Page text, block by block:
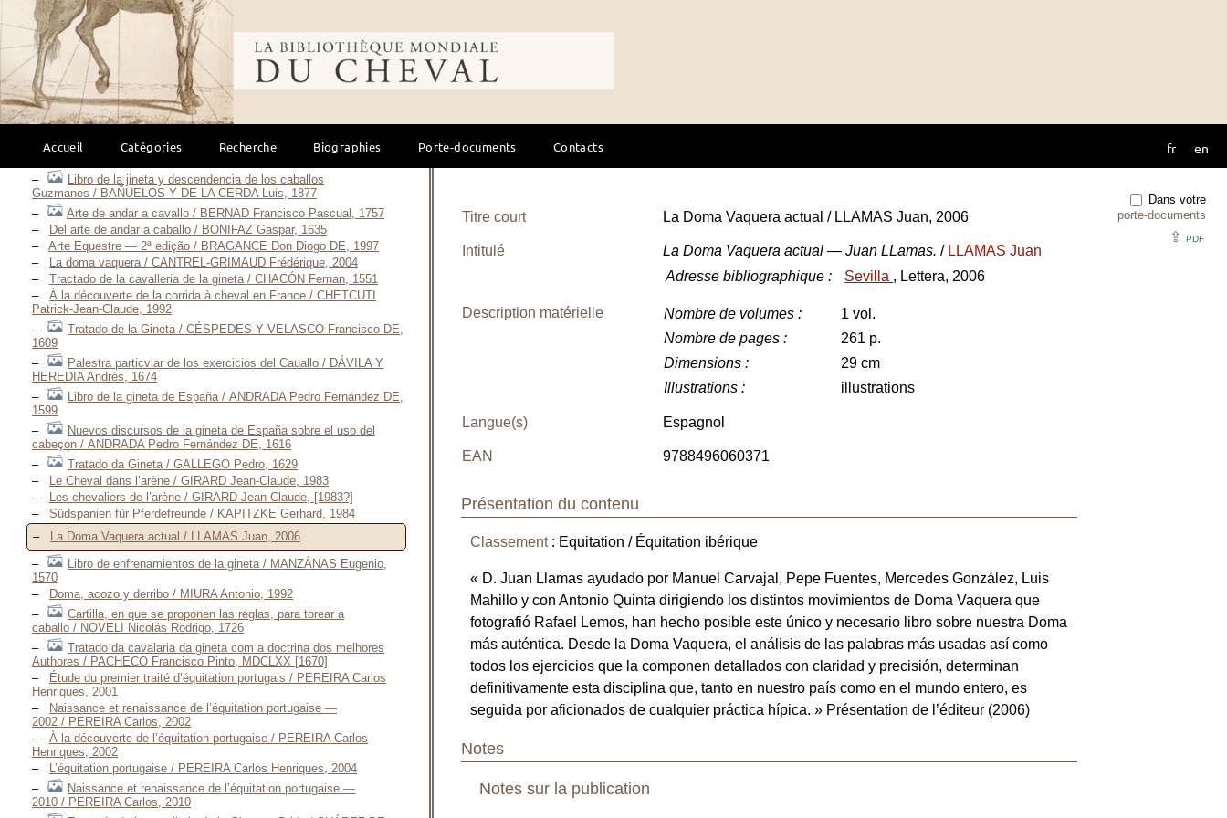
Bibliothèque mondiale du cheval
Accueil Catégories Recherche Biographies Porte-documents Contacts fr en
Équitation ibérique(34)
Tractado de la Cavalleria de la Gineta / AGUILAR Pedro DE,
1572, veynte y ocho de Febrero.
Arte de Cavalleria de Gineta, e Estardiota / GALVÃO DE
ANDRADE Antonio, 1678
Luz da liberal, e nombre arte de Cavallaria / ANDRADE Manoel
Discurso para estar a la gineta, con gracia y hermosura / ARIAS
Libro de la jineta y descendencia de los caballos
Guzmanes / BAÑUELOS Y DE LA CERDA Luis, 1877
Arte de andar a cavallo / BERNAD Francisco Pascual, 1757
Del arte de andar a caballo / BONIFAZ Gaspar, 1635
Arte Equestre — 2ª edição / BRAGANCE Don Diogo DE, 1997
La doma vaquera / CANTREL-GRIMAUD Frédérique, 2004
Tractado de la cavalleria de la gineta / CHACÓN Fernan, 1551
À la découverte de la corrida à cheval en France / CHETCUTI
Patrick-Jean-Claude, 1992
Tratado de la Gineta / CÉSPEDES Y VELASCO Francisco DE,
1609
Palestra particvlar de los exercicios del Cauallo / DÁVILA Y
HEREDIA Andrés, 1674
Libro de la gineta de España / ANDRADA Pedro Fernández DE,
1599
Nuevos discursos de la gineta de España sobre el uso del
cabeçon / ANDRADA Pedro Fernández DE, 1616
Tratado da Gineta / GALLEGO Pedro, 1629
Le Cheval dans l’arène / GIRARD Jean-Claude, 1983
Les chevaliers de l’arène / GIRARD Jean-Claude, [1983?]
Südspanien für Pferdefreunde / KAPITZKE Gerhard, 1984
La Doma Vaquera actual / LLAMAS Juan, 2006
Libro de enfrenamientos de la gineta / MANZÁNAS Eugenio,
1570
Doma, acozo y derribo / MIURA Antonio, 1992
Cartilla, en que se proponen las reglas, para torear a
caballo / NOVELI Nicolás Rodrigo, 1726
Tratado da cavalaria da gineta com a doctrina dos melhores
Authores / PACHECO Francisco Pinto, MDCLXX [1670]
Étude du premier traité d’équitation portugais / PEREIRA Carlos
Henriques, 2001
Naissance et renaissance de l’équitation portugaise —
2002 / PEREIRA Carlos, 2002
À la découverte de l’équitation portugaise / PEREIRA Carlos
Henriques, 2002
L’équitation portugaise / PEREIRA Carlos Henriques, 2004
Naissance et renaissance de l’équitation portugaise —
2010 / PEREIRA Carlos, 2010
Dans votre
porte-documents
⇪ PDF
Titre court La Doma Vaquera actual / LLAMAS Juan, 2006
Intitulé La Doma Vaquera actual — Juan LLamas./ LLAMAS Juan
Adresse bibliographique : Sevilla , Lettera, 2006
Description matérielle Nombre de volumes :
1 vol.
Nombre de pages :
261 p.
Dimensions :
29 cm
Illustrations : illustrations
Langue(s) Espagnol
EAN 9788496060371
Présentation du contenu
Classement: Equitation / Équitation ibérique
« D. Juan Llamas ayudado por Manuel Carvajal, Pepe Fuentes, Mercedes González, Luis
Mahillo y con Antonio Quinta dirigiendo los distintos movimientos de Doma Vaquera que
fotografió Rafael Lemos, han hecho posible este único y necesario libro sobre nuestra Doma
más auténtica. Desde la Doma Vaquera, el análisis de las palabras más usadas así como
todos los ejercicios que la componen detallados con claridad y precisión, determinan
definitivamente esta disciplina que, tanto en nuestro país como en el mundo entero, es
seguida por aficionados de cualquier práctica hípica. » Présentation de l’éditeur (2006)
Notes
Notes sur la publication